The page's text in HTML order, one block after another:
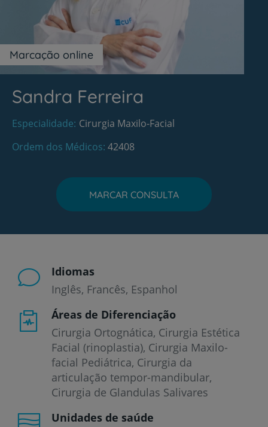
Marcação online
Sandra Ferreira
Especialidade Cirurgia Maxilo-Facial
Ordem dos Médicos 42408
MARCAR CONSULTA
Idiomas
Inglês Francês Espanhol
Áreas de Diferenciação
Cirurgia Ortognática, Cirurgia Estética
Facial (rinoplastia), Cirurgia Maxilo-
facial Pediátrica, Cirurgia da
articulação tempor-mandibular,
Cirurgia de Glandulas Salivares
Unidades de saúde